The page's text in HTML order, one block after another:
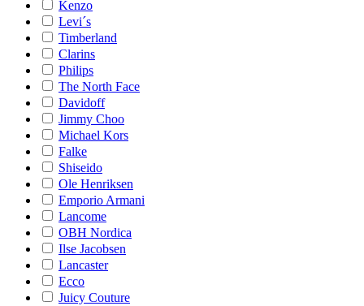
Kenzo
Levi´s
Timberland
Clarins
Philips
The North Face
Davidoff
Jimmy Choo
Michael Kors
Falke
Shiseido
Ole Henriksen
Emporio Armani
Lancome
OBH Nordica
Ilse Jacobsen
Lancaster
Ecco
Juicy Couture